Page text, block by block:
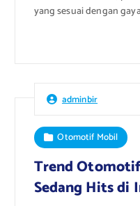
yang sesuai dengan
adminbir
Otomotif Mobil
Trend
Sedang Hits di